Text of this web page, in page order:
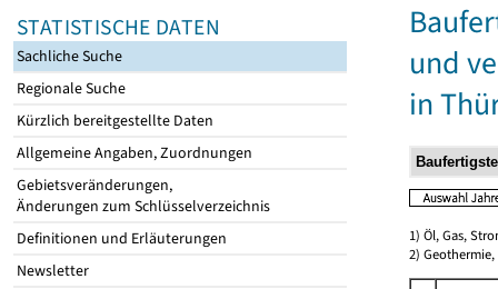
STATISTISCHE DATEN
Sachliche Suche
Regionale Suche
Kürzlich bereitgestellte Daten
Allgemeine Angaben, Zuordnungen
Gebietsveränderungen,
Änderungen zum Schlüsselverzeichnis
Definitionen und Erläuterungen
Newsletter
und
in
1) Öl, Gas,
2)